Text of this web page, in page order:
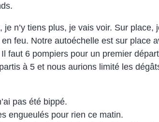
n’y tiens plus, je vais voir. Sur place,
feu. Notre autoéchelle est sur place
faut 6 pompiers pour un premier
à 5 et nous aurions limité les
pas été bippé.
engueulés pour rien ce matin.